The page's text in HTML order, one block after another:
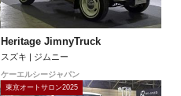
Heritage JimnyTruck
スズキ | ジムニー
ケーエルシージャパン
東京オートサロン2025